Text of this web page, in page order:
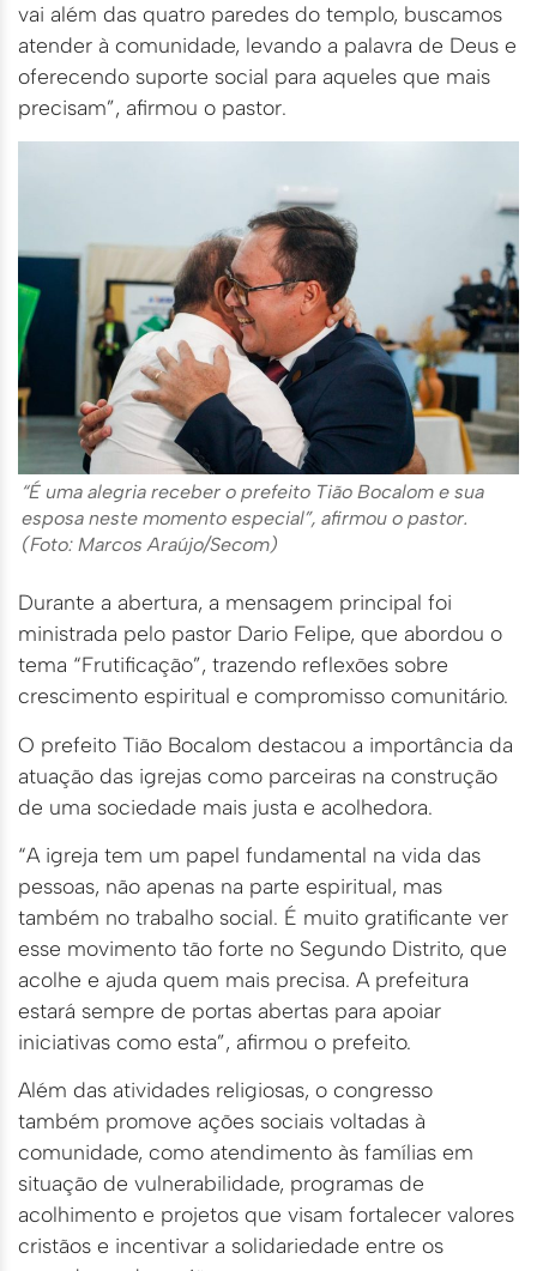
vai além das quatro paredes do templo, buscamos
atender à comunidade, levando a palavra de Deus e
oferecendo suporte social para aqueles que mais
precisam”, afirmou o pastor.
“É uma alegria receber o prefeito Tião Bocalom e sua
esposa neste momento especial”, afirmou o pastor.
(Foto: Marcos Araújo/Secom)
Durante a abertura, a mensagem principal foi
ministrada pelo pastor Dario Felipe, que abordou o
tema “Frutificação”, trazendo reflexões sobre
crescimento espiritual e compromisso comunitário.
O prefeito Tião Bocalom destacou a importância da
atuação das igrejas como parceiras na construção
de uma sociedade mais justa e acolhedora.
“A igreja tem um papel fundamental na vida das
pessoas, não apenas na parte espiritual, mas
também no trabalho social. É muito gratificante ver
esse movimento tão forte no Segundo Distrito, que
acolhe e ajuda quem mais precisa. A prefeitura
estará sempre de portas abertas para apoiar
iniciativas como esta”, afirmou o prefeito.
Além das atividades religiosas, o congresso
também promove ações sociais voltadas à
comunidade, como atendimento às famílias em
situação de vulnerabilidade, programas de
acolhimento e projetos que visam fortalecer valores
cristãos e incentivar a solidariedade entre os